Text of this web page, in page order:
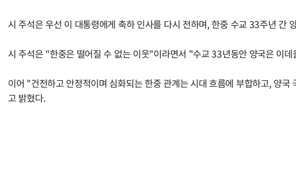
시 주석은 우선 이 대통령에게 축하 인사를 다시 전하며, 한중 수교 33주년 간
시 주석은 "한중은 떨어질 수 없는 이웃"이라면서 "수교 33년동안 양국은 이
이어 "건전하고 안정적이며 심화되는 한중 관계는 시대 흐름에 부합하고, 양
고 밝혔다.